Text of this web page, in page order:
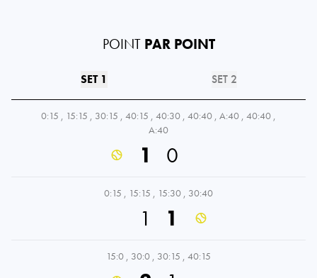
POINT PAR POINT
SET 1 SET 2
0:15 , 15:15 , 30:15 , 40:15 , 40:30 , 40:40 , A:40 , 40:40 ,
A:40
1 0
0:15 , 15:15 , 15:30 , 30:40
1 1
15:0 , 30:0 , 30:15 , 40:15